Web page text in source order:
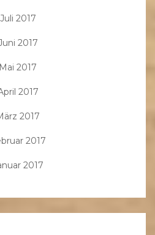
Juli 2017
2017
Mai 2017
2017
2017
2017
2017